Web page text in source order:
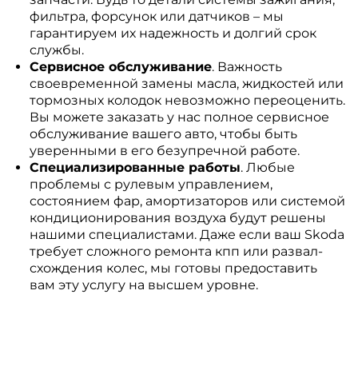
фильтра, форсунок или датчиков – мы
гарантируем их надежность и долгий срок
службы.
Сервисное обслуживание. Важность
своевременной замены масла, жидкостей или
тормозных колодок невозможно переоценить.
Вы можете заказать у нас полное сервисное
обслуживание вашего авто, чтобы быть
уверенными в его безупречной работе.
Специализированные работы. Любые
проблемы с рулевым управлением,
состоянием фар, амортизаторов или системой
кондиционирования воздуха будут решены
нашими специалистами. Даже если ваш Skoda
требует сложного ремонта кпп или развал-
схождения колес, мы готовы предоставить
вам эту услугу на высшем уровне.